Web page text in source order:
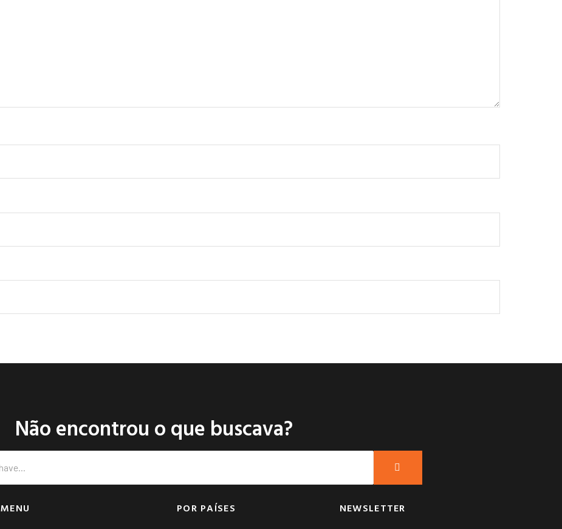
Não encontrou o que buscava?
MENU POR PAÍSES NEWSLETTER